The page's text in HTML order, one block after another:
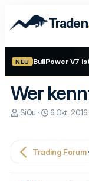
Traden
NEU BullPower V7
Wer
E
e
SiQu
E
e
6 Okt. 2016
Trading Forum